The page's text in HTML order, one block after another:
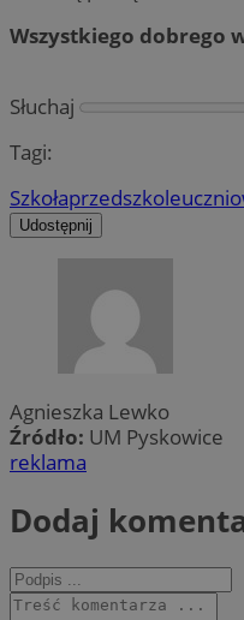
Wszystkiego dobrego
Słuchaj
Tagi:
Szkołaprzedszkole
Udostępnij
Agnieszka Lewko
Źródło: UM Pyskowice
reklama
Dodaj